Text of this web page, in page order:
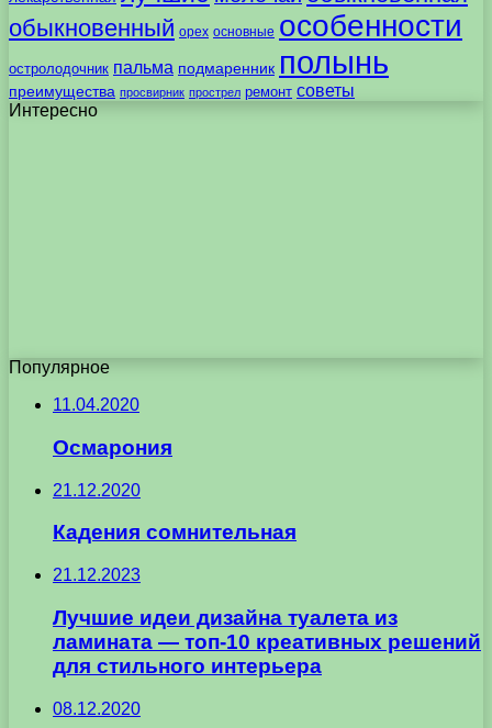
обыкновенный орех основные особенности
остролодочник пальма подмаренник полынь
преимущества просвирник прострел ремонт советы
Интересно
Популярное
11.04.2020
Осмарония
21.12.2020
Кадения сомнительная
21.12.2023
Лучшие идеи дизайна туалета из
ламината — топ-10 креативных решений
для стильного интерьера
08.12.2020